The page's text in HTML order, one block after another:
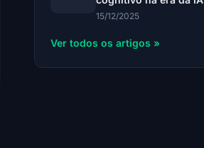
15/12/2025
Ver todos os artigos »